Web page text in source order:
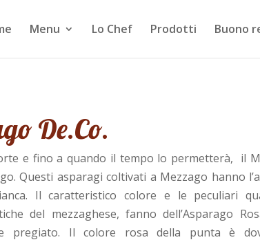
Menu Lo Chef Prodotti Buono
De.Co.
e fino a quando il tempo lo permetterà, il
Questi asparagi coltivati a Mezzago hanno
Il caratteristico colore e le peculiari
del mezzaghese, fanno dell’Asparago
pregiato. Il colore rosa della punta è